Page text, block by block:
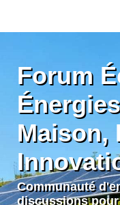
Forum
Maison,
Communauté
discussions